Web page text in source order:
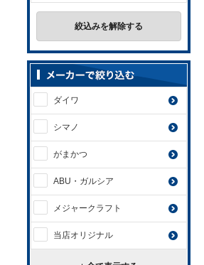
絞込みを解除する
ダイワ
シマノ
がまかつ
ABU・ガルシア
メジャークラフト
当店オリジナル